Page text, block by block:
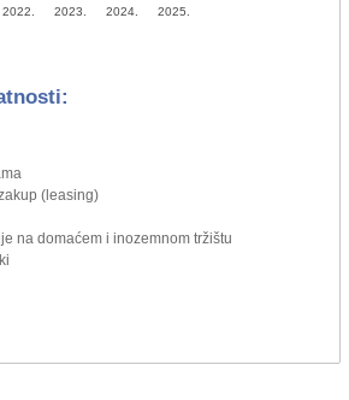
2022. 2023. 2024. 2025.
(leasing)
na domaćem i inozemnom tržištu